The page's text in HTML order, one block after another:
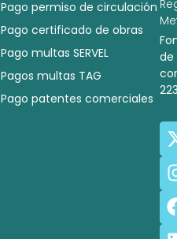
Pago permiso de circulación
Pago certificado de obras
Pago multas SERVEL
Pagos multas TAG
Pago patentes comerciales
de